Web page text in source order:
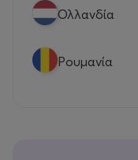
Ολλανδία
Ρουμανία